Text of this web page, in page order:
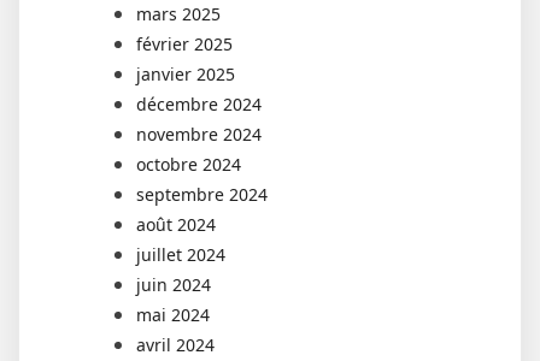
mars 2025
février 2025
janvier 2025
décembre 2024
novembre 2024
octobre 2024
septembre 2024
août 2024
juillet 2024
juin 2024
mai 2024
avril 2024